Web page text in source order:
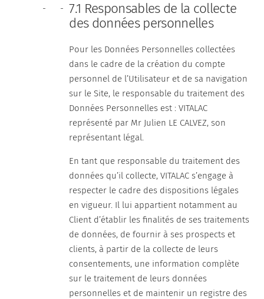
7.1 Responsables de la collecte
des données personnelles
Pour les Données Personnelles collectées
dans le cadre de la création du compte
personnel de l’Utilisateur et de sa navigation
sur le Site, le responsable du traitement des
Données Personnelles est : VITALAC
représenté par Mr Julien LE CALVEZ, son
représentant légal.
En tant que responsable du traitement des
données qu’il collecte, VITALAC s’engage à
respecter le cadre des dispositions légales
en vigueur. Il lui appartient notamment au
Client d’établir les finalités de ses traitements
de données, de fournir à ses prospects et
clients, à partir de la collecte de leurs
consentements, une information complète
sur le traitement de leurs données
personnelles et de maintenir un registre des